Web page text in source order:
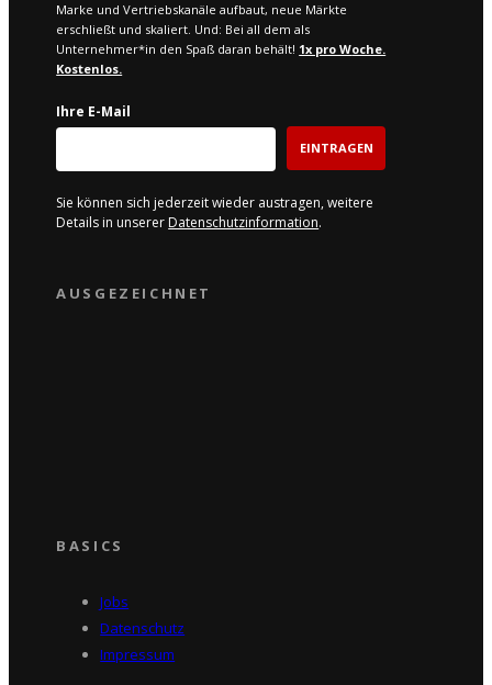
Marke und Vertriebskanäle aufbaut, neue Märkte
erschließt und skaliert. Und: Bei all dem als
Unternehmer*in den Spaß daran behält! 1x pro Woche.
Kostenlos.
Ihre E-Mail
EINTRAGEN
Sie können sich jederzeit wieder austragen, weitere
Details in unserer Datenschutzinformation.
AUSGEZEICHNET
BASICS
Jobs
Datenschutz
Impressum